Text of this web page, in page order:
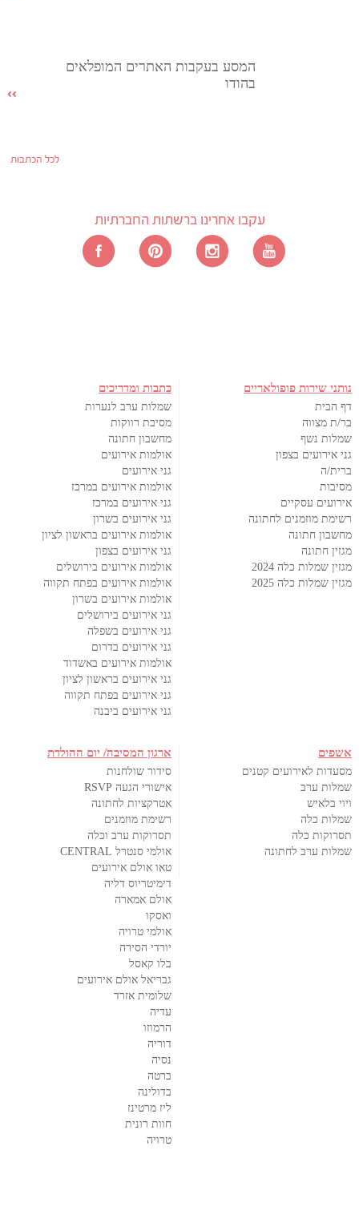
המסע בעקבות האתרים המופלאים
בהודו
לכל הכתבות
עקבו אחרינו ברשתות החברתיות
נותני שירות פופולאריים
דף הבית
בר/ת מצווה
שמלות נשף
גני אירועים בצפון
ברית/ה
מסיבות
אירועים עסקיים
רשימת מוזמנים לחתונה
מחשבון חתונה
מגזין חתונה
מגזין שמלות כלה 2024
מגזין שמלות כלה 2025
כתבות ומדריכים
שמלות ערב לנערות
מסיבת רווקות
מחשבון חתונה
אולמות אירועים
גני אירועים
אולמות אירועים במרכז
גני אירועים במרכז
גני אירועים בשרון
אולמות אירועים בראשון לציון
גני אירועים בצפון
אולמות אירועים בירושלים
אולמות אירועים בפתח תקווה
אולמות אירועים בשרון
גני אירועים בירושלים
גני אירועים בשפלה
גני אירועים בדרום
אולמות אירועים באשדוד
גני אירועים בראשון לציון
גני אירועים בפתח תקווה
גני אירועים ביבנה
אשפים
מסעדות לאירועים קטנים
שמלות ערב
ויוי בלאיש
שמלות כלה
תסרוקות כלה
שמלות ערב לחתונה
ארגון המסיבה/ יום ההולדת
סידור שולחנות
אישורי הגעה RSVP
אטרקציות לחתונה
רשימת מוזמנים
תסרוקות ערב וכלה
אולמי סנטרל CENTRAL
טאו אולם אירועים
דימיטריוס דליה
אולם אמארה
ואסקו
אולמי טרויה
יורדי הסירה
בלו קאסל
גבריאל אולם אירועים
שלומית אזרד
עדיה
הרמוזו
דוריה
נסיה
ברטה
בדולינה
ליז מרטינז
חוות רונית
טרויה